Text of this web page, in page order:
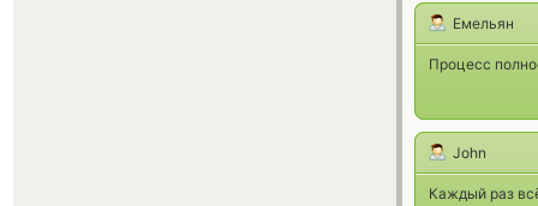
Емельян
Процесс
John
Каждый раз